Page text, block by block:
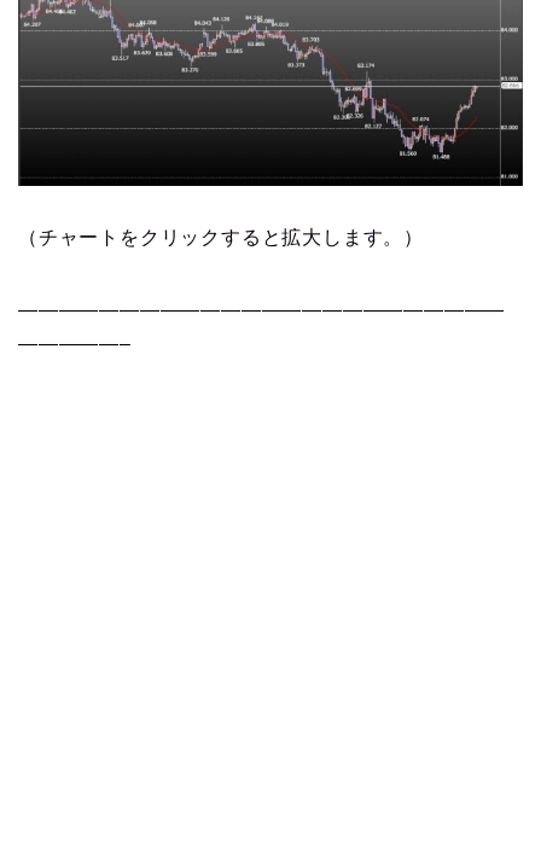
（チャートをクリックすると拡大します。）
————————————————————————
—————–